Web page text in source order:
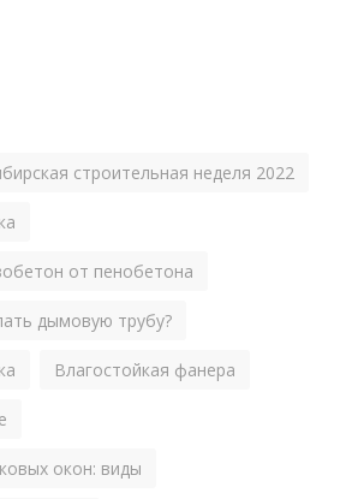
строительная неделя 2022
от пенобетона
дымовую трубу?
Влагостойкая фанера
окон: виды